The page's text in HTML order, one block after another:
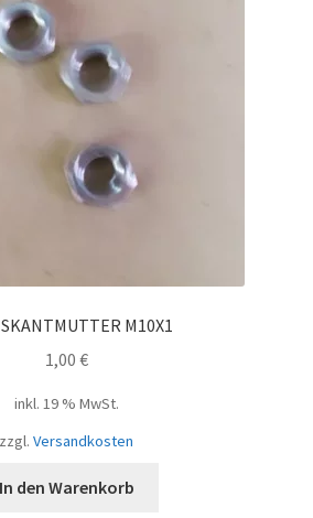
M10X1
1,00 €
inkl. 19 % MwSt.
zzgl. Versandkosten
In den Warenkorb